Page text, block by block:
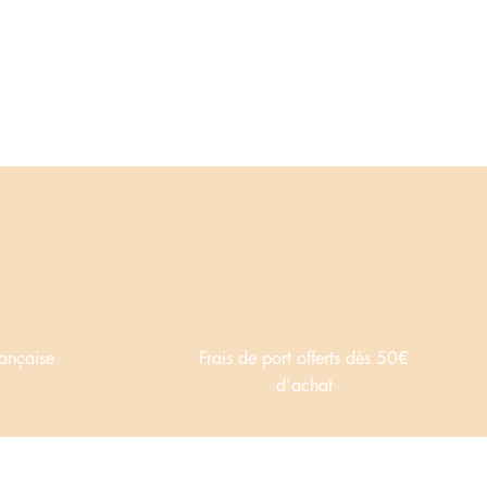
Frais de port offerts dès 50€
d'achat